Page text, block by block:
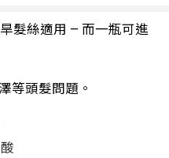
髮絲適用 – 而一瓶可進
等頭髮問題。